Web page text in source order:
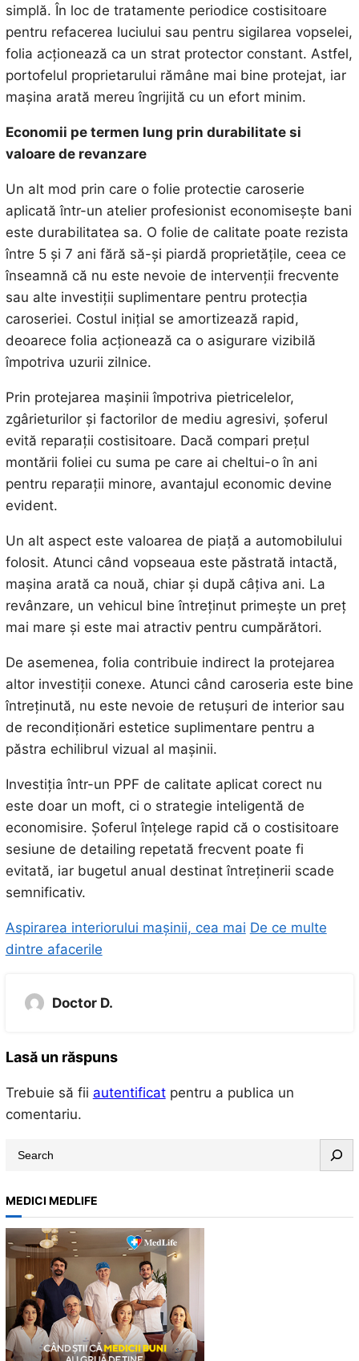
simplă. În loc de tratamente periodice costisitoare
pentru refacerea luciului sau pentru sigilarea vopselei,
folia acționează ca un strat protector constant. Astfel,
portofelul proprietarului rămâne mai bine protejat, iar
mașina arată mereu îngrijită cu un efort minim.
Economii pe termen lung prin durabilitate si
valoare de revanzare
Un alt mod prin care o folie protectie caroserie
aplicată într-un atelier profesionist economisește bani
este durabilitatea sa. O folie de calitate poate rezista
între 5 și 7 ani fără să-și piardă proprietățile, ceea ce
înseamnă că nu este nevoie de intervenții frecvente
sau alte investiții suplimentare pentru protecția
caroseriei. Costul inițial se amortizează rapid,
deoarece folia acționează ca o asigurare vizibilă
împotriva uzurii zilnice.
Prin protejarea mașinii împotriva pietricelelor,
zgârieturilor și factorilor de mediu agresivi, șoferul
evită reparații costisitoare. Dacă compari prețul
montării foliei cu suma pe care ai cheltui-o în ani
pentru reparații minore, avantajul economic devine
evident.
Un alt aspect este valoarea de piață a automobilului
folosit. Atunci când vopseaua este păstrată intactă,
mașina arată ca nouă, chiar și după câțiva ani. La
revânzare, un vehicul bine întreținut primește un preț
mai mare și este mai atractiv pentru cumpărători.
De asemenea, folia contribuie indirect la protejarea
altor investiții conexe. Atunci când caroseria este bine
întreținută, nu este nevoie de retușuri de interior sau
de recondiționări estetice suplimentare pentru a
păstra echilibrul vizual al mașinii.
Investiția într-un PPF de calitate aplicat corect nu
este doar un moft, ci o strategie inteligentă de
economisire. Șoferul înțelege rapid că o costisitoare
sesiune de detailing repetată frecvent poate fi
evitată, iar bugetul anual destinat întreținerii scade
semnificativ.
Aspirarea interiorului mașinii, cea mai De ce multe
dintre afacerile
Doctor D.
Lasă un răspuns
Trebuie să fii autentificatpentru a publica un
comentariu.
a
r
c
h
MEDICI MEDLIFE